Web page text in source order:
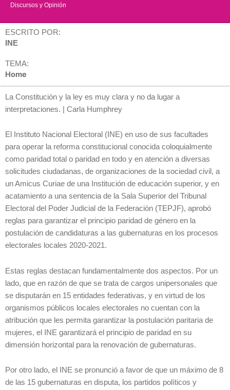
Discursos y Opinión
ESCRITO POR:
INE
TEMA:
Home
La Constitución y la ley es muy clara y no da lugar a
interpretaciones. | Carla Humphrey
El Instituto Nacional Electoral (INE) en uso de sus facultades
para operar la reforma constitucional conocida coloquialmente
como paridad total o paridad en todo y en atención a diversas
solicitudes ciudadanas, de organizaciones de la sociedad civil, a
un Amicus Curiae de una Institución de educación superior, y en
acatamiento a una sentencia de la Sala Superior del Tribunal
Electoral del Poder Judicial de la Federación (TEPJF), aprobó
reglas para garantizar el principio paridad de género en la
postulación de candidaturas a las gubernaturas en los procesos
electorales locales 2020-2021.
Estas reglas destacan fundamentalmente dos aspectos. Por un
lado, que en razón de que se trata de cargos unipersonales que
se disputarán en 15 entidades federativas, y en virtud de los
organismos públicos locales electorales no cuentan con la
atribución que les permita garantizar la postulación paritaria de
mujeres, el INE garantizará el principio de paridad en su
dimensión horizontal para la renovación de gubernaturas.
Por otro lado, el INE se pronunció a favor de que un máximo de 8
de las 15 gubernaturas en disputa, los partidos políticos y